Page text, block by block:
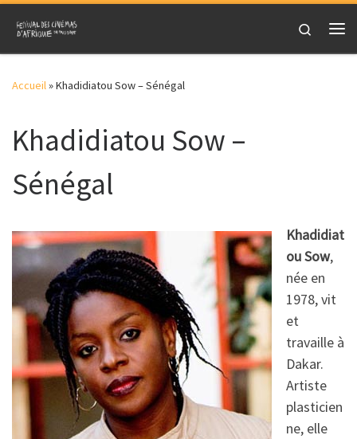
Skip to content
Search
Accueil»Khadidiatou Sow – Sénégal
Khadidiatou Sow –
Sénégal
Khadidiat
ou Sow,
née en
1978, vit
et
travaille à
Dakar.
Artiste
plasticien
ne, elle